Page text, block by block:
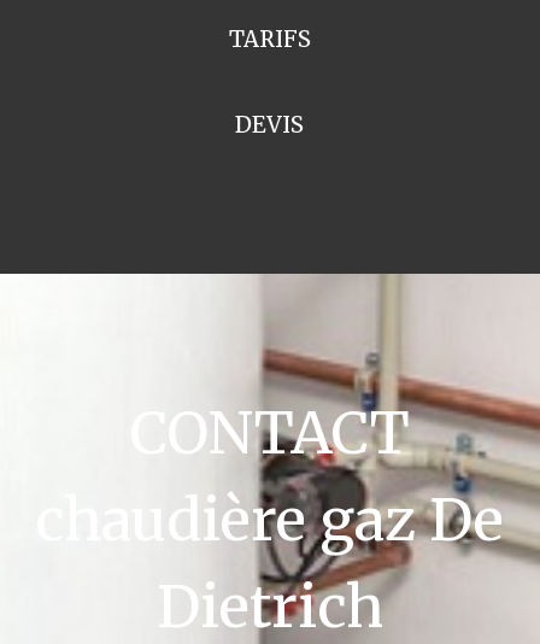
TARIFS
DEVIS
CONTACT
chaudière gaz De
Dietrich